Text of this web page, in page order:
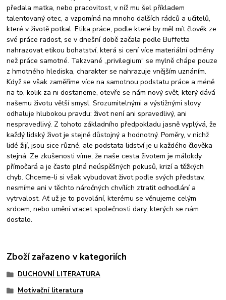
předala matka, nebo pracovitost, v níž mu šel příkladem
talentovaný otec, a vzpomíná na mnoho dalších rádců a učitelů,
které v životě potkal. Etika práce, podle které by měl mít člověk ze
své práce radost, se v dnešní době začala podle Buffetta
nahrazovat etikou bohatství, která si cení více materiální odměny
než práce samotné. Takzvané „privilegium“ se mylně chápe pouze
z hmotného hlediska, charakter se nahrazuje vnějším uznáním.
Když se však zaměříme více na samotnou podstatu práce a méně
na to, kolik za ni dostaneme, otevře se nám nový svět, který dává
našemu životu větší smysl. Srozumitelnými a výstižnými slovy
odhaluje hlubokou pravdu: život není ani spravedlivý, ani
nespravedlivý. Z tohoto základního předpokladu jasně vyplývá, že
každý lidský život je stejně důstojný a hodnotný. Poměry, v nichž
lidé žijí, jsou sice různé, ale podstata lidství je u každého člověka
stejná. Ze zkušenosti víme, že naše cesta životem je málokdy
přímočará a je často plná neúspěšných pokusů, krizí a těžkých
chyb. Chceme-li si však vybudovat život podle svých představ,
nesmíme ani v těchto náročných chvílích ztratit odhodlání a
vytrvalost. Ať už je to povolání, kterému se věnujeme celým
srdcem, nebo umění vracet společnosti dary, kterých se nám
dostalo.
Zboží zařazeno v kategoriích
DUCHOVNÍ LITERATURA
Motivační literatura